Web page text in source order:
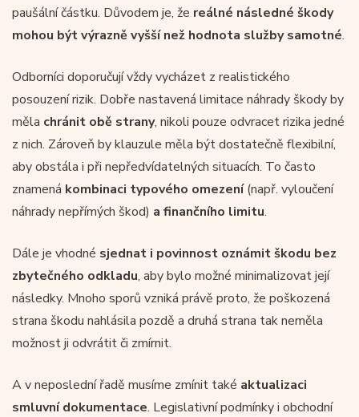
paušální částku. Důvodem je, že reálné následné škody
mohou být výrazně vyšší než hodnota služby samotné.
Odborníci doporučují vždy vycházet z realistického
posouzení rizik. Dobře nastavená limitace náhrady škody by
měla chránit obě strany, nikoli pouze odvracet rizika jedné
z nich. Zároveň by klauzule měla být dostatečně flexibilní,
aby obstála i při nepředvídatelných situacích. To často
znamená kombinaci typového omezení(např. vyloučení
náhrady nepřímých škod) a finančního limitu.
Dále je vhodné sjednat i povinnost oznámit škodu bez
zbytečného odkladu, aby bylo možné minimalizovat její
následky. Mnoho sporů vzniká právě proto, že poškozená
strana škodu nahlásila pozdě a druhá strana tak neměla
možnost ji odvrátit či zmírnit.
A v neposlední řadě musíme zmínit také aktualizaci
smluvní dokumentace. Legislativní podmínky i obchodní